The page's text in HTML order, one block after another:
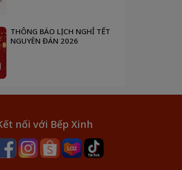
THÔNG BÁO LỊCH NGHỈ TẾT
NGUYÊN ĐÁN 2026
nối với Bếp Xinh